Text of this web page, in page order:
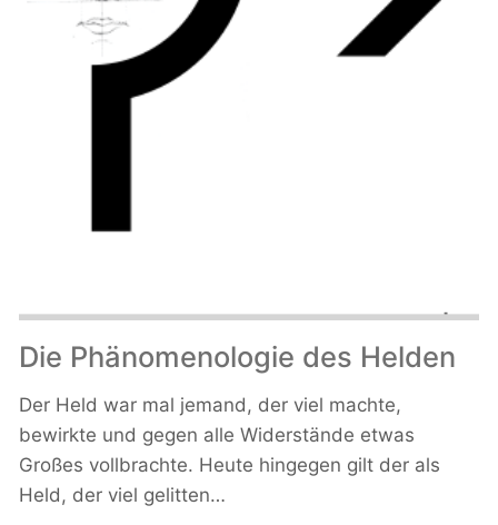
Die Phänomenologie des Helden
Der Held war mal jemand, der viel machte,
bewirkte und gegen alle Widerstände etwas
Großes vollbrachte. Heute hingegen gilt der als
Held, der viel gelitten…